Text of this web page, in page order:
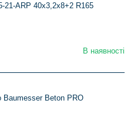
21-ARP 40x3,2x8+2 R165
В наявності
Baumesser Beton PRO